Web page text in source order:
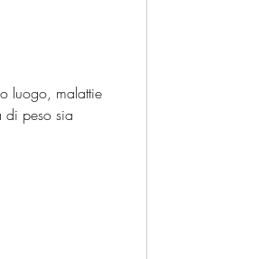
luogo, malattie
di peso sia